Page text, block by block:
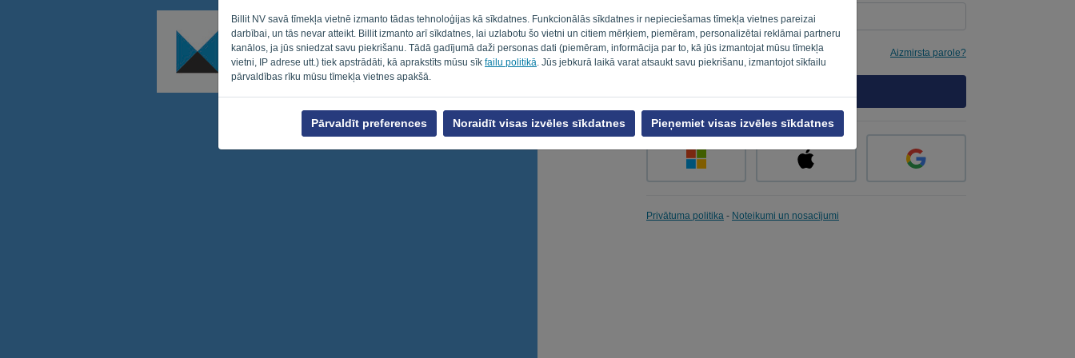
Billit NV savā tīmekļa vietnē izmanto tādas tehnoloģijas kā sīkdatnes. Funkcionālās sīkdatnes ir nepieciešamas tīmekļa vietnes pareizai
darbībai, un tās nevar atteikt. Billit izmanto arī sīkdatnes, lai uzlabotu šo vietni un citiem mērķiem, piemēram, personalizētai reklāmai partneru
kanālos, ja jūs sniedzat savu piekrišanu. Tādā gadījumā daži personas dati (piemēram, informācija par to, kā jūs izmantojat mūsu tīmekļa
vietni, IP adrese utt.) tiek apstrādāti, kā aprakstīts mūsu sīk failu politikā . Jūs jebkurā laikā varat atsaukt savu piekrišanu, izmantojot sīkfailu
pārvaldības rīku mūsu tīmekļa vietnes apakšā.
Pārvaldīt preferences Noraidīt visas izvēles sīkdatnes Pieņemiet visas izvēles sīkdatnes
Atgādināt Aizmirsta parole?
Privātuma politika - Noteikumi un nosacījumi